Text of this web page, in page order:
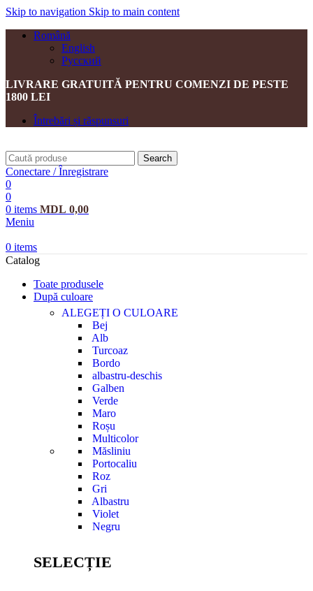
Skip to navigation Skip to main content
Română
English
Русский
LIVRARE GRATUITĂ PENTRU COMENZI DE PESTE
1800 LEI
Întrebări și răspunsuri
Search
Conectare / Înregistrare
0
0
0 items MDL 0,00
Meniu
0 items
Catalog
Toate produsele
După culoare
ALEGEȚI O CULOARE
Bej
Alb
Turcoaz
Bordo
albastru-deschis
Galben
Verde
Maro
Roșu
Multicolor
Măsliniu
Portocaliu
Roz
Gri
Albastru
Violet
Negru
SELECȚIE